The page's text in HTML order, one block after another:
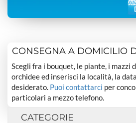
CONSEGNA A DOMICILIO
Scegli fra i bouquet, le piante, i mazzi
orchidee ed inserisci la località, la
desiderato. Puoi contattarci per
particolari a mezzo telefono.
CATEGORIE